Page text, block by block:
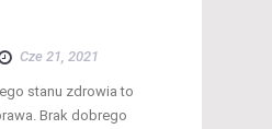
Cze 21, 2021
stanu zdrowia to
Brak dobrego